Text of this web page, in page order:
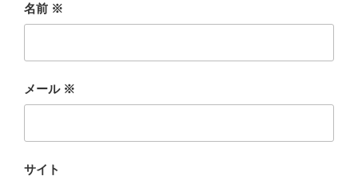
名前 ※
メール ※
サイト